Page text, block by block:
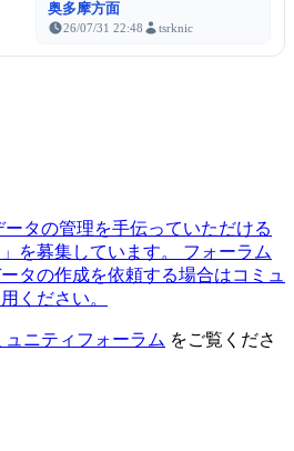
奥多摩方面
26/07/31 22:48 tsrknic
ータの管理を手伝っていただける
を募集しています。
フォーラム
タの作成を依頼する場合はコミュ
ください。
ュニティフォーラム をご覧くださ